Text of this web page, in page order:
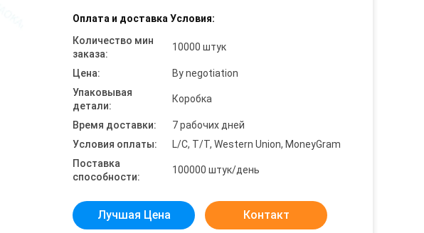
Оплата и доставка Условия:
Количество мин
заказа:
10000 штук
Цена:
By negotiation
Упаковывая
детали:
Коробка
Время доставки:
7 рабочих дней
Условия оплаты:
L/C, T/T, Western Union, MoneyGram
Поставка
способности:
100000 штук/день
Лучшая Цена Контакт